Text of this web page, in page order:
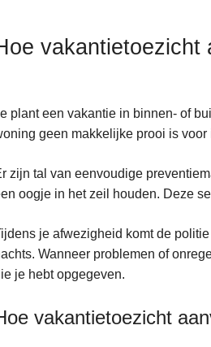
vakantietoezicht
plant een vakantie in binnen- of
geen makkelijke prooi is voor
zijn tal van eenvoudige
oogje in het zeil houden. Deze
je afwezigheid komt de
Wanneer problemen of
je hebt opgegeven.
vakantietoezicht